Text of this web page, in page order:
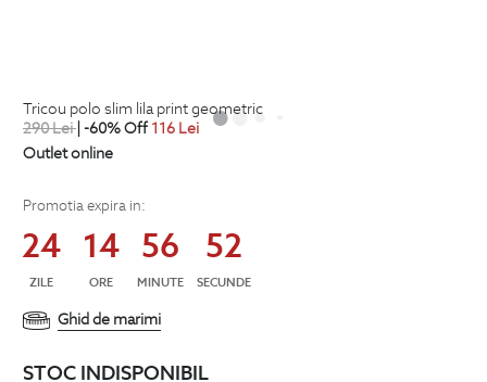
tricou polo slim lila print geometric
290Lei | -60% Off 116 Lei
Outlet online
Promotia expira in:
24
ZILE
14
ORE
56
MINUTE
52
SECUNDE
Ghid de marimi
STOC INDISPONIBIL